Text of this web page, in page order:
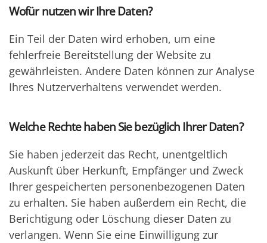
Wofür nutzen wir Ihre Daten?
Ein Teil der Daten wird erhoben, um eine
fehlerfreie Bereitstellung der Website zu
gewährleisten. Andere Daten können zur Analyse
Ihres Nutzerverhaltens verwendet werden.
Welche Rechte haben Sie bezüglich Ihrer Daten?
Sie haben jederzeit das Recht, unentgeltlich
Auskunft über Herkunft, Empfänger und Zweck
Ihrer gespeicherten personenbezogenen Daten
zu erhalten. Sie haben außerdem ein Recht, die
Berichtigung oder Löschung dieser Daten zu
verlangen. Wenn Sie eine Einwilligung zur